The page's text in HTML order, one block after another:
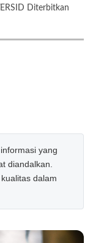
Diterbitkan
yang
diandalkan.
dalam